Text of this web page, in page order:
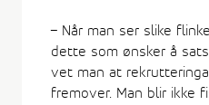
– Når man ser slike
dette som ønsker å
vet man at
fremover. Man blir ikke